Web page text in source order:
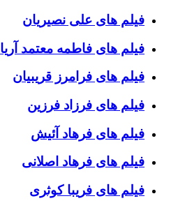
فیلم های علی نصیریان
فیلم های فاطمه معتمد آریا
فیلم های فرامرز قریبیان
فیلم های فرزاد فرزین
فیلم های فرهاد آئیش
فیلم های فرهاد اصلانی
فیلم های فریبا کوثری